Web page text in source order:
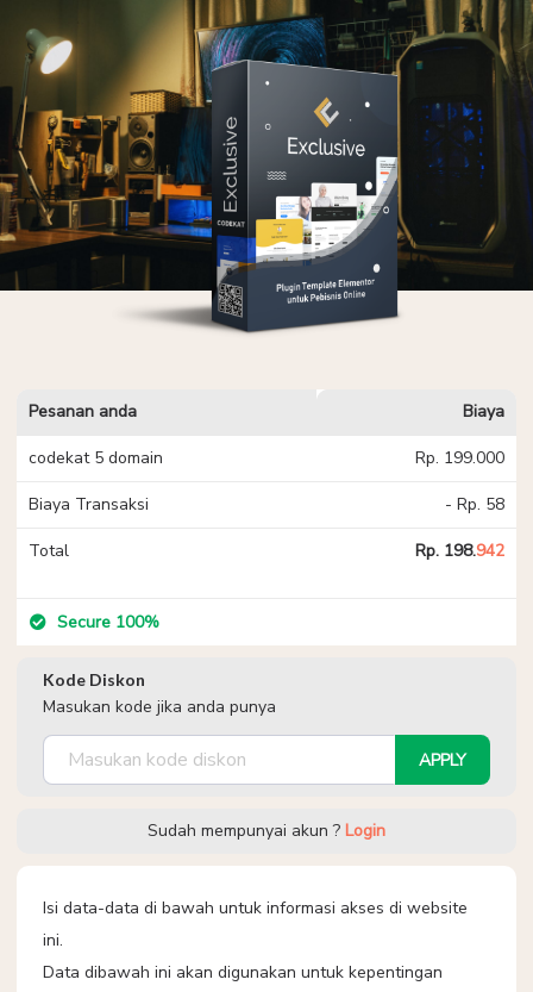
Pesanan anda Biaya
codekat 5 domain Rp. 199.000
Biaya Transaksi - Rp. 58
Total Rp. 198.942
Secure 100%
Kode Diskon
Masukan kode jika anda punya
APPLY
Sudah mempunyai akun ? Login
Isi data-data di bawah untuk informasi akses di website
ini.
Data dibawah ini akan digunakan untuk kepentingan